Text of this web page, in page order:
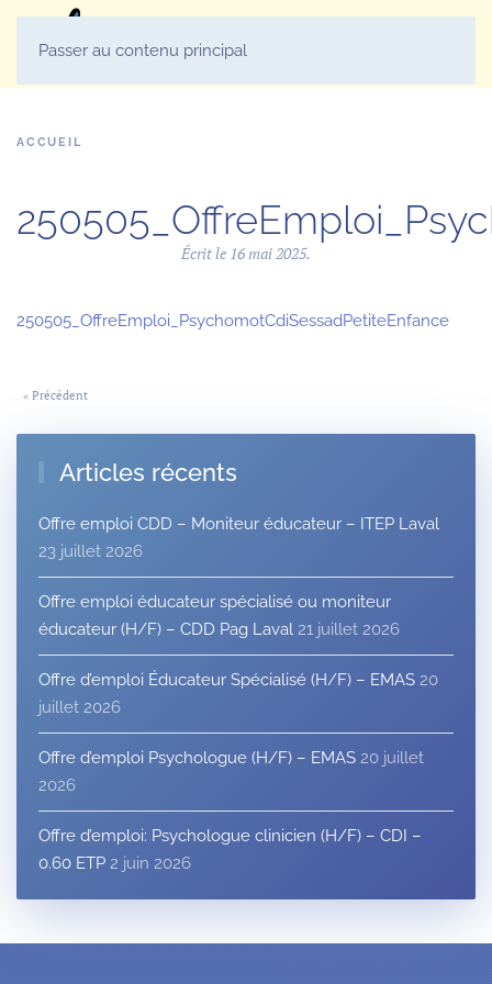
Passer au contenu principal
ACCUEIL
Écrit le 16 mai 2025.
250505_OffreEmploi_PsychomotCdiSessadPetiteEnfance
« Précédent
Articles récents
Offre emploi CDD – Moniteur éducateur – ITEP Laval
23 juillet 2026
Offre emploi éducateur spécialisé ou moniteur
éducateur (H/F) – CDD Pag Laval 21 juillet 2026
Offre d’emploi Éducateur Spécialisé (H/F) – EMAS 20
juillet 2026
Offre d’emploi Psychologue (H/F) – EMAS 20 juillet
2026
Offre d’emploi: Psychologue clinicien (H/F) – CDI –
0.60 ETP 2 juin 2026